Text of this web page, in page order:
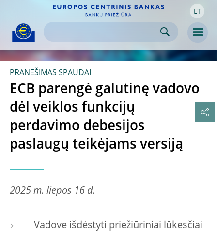
Skip to
content LT
PRANEŠIMAS SPAUDAI
ECB parengė galutinę vadovo
dėl veiklos funkcijų
perdavimo debesijos
paslaugų teikėjams versiją
2025 m. liepos 16 d.
Vadove išdėstyti priežiūriniai lūkesčiai